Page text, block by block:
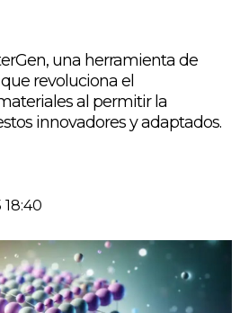
una herramienta de
revoluciona el
al permitir la
innovadores y adaptados.
18:40